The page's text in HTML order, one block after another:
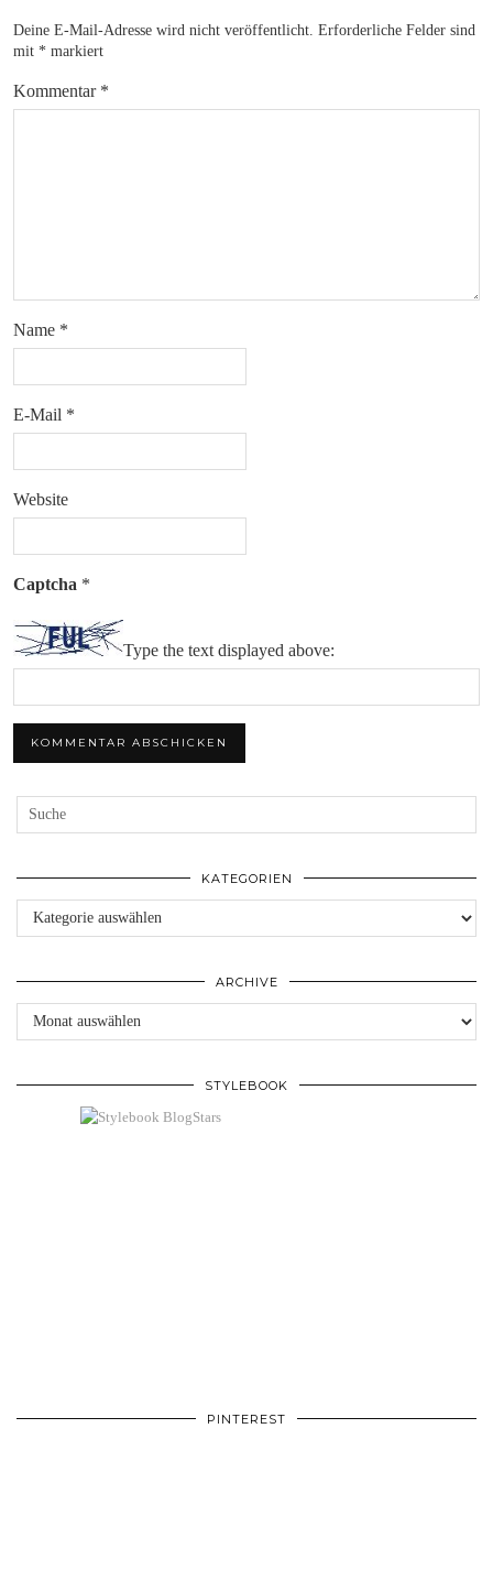
Deine E-Mail-Adresse wird nicht veröffentlicht. Erforderliche Felder sind
mit * markiert
Kommentar *
Name *
E-Mail *
Website
Captcha *
Type the text displayed above:
KATEGORIEN
Kategorien
ARCHIVE
Archive
STYLEBOOK
PINTEREST